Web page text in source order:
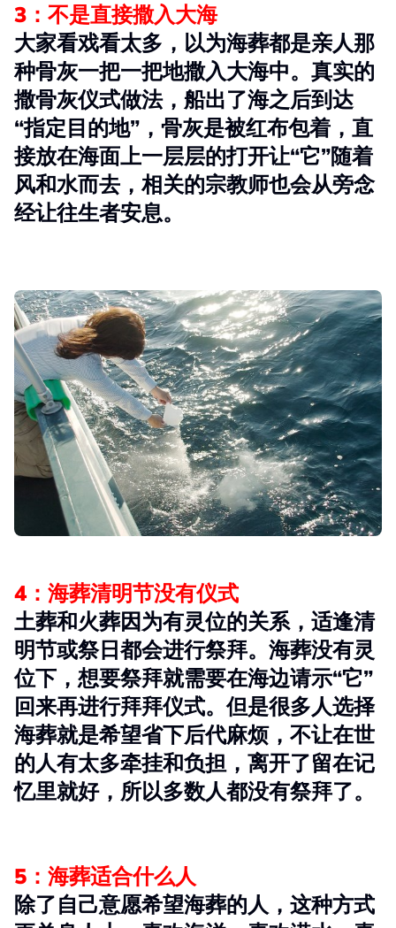
3：不是直接撒入大海
大家看戏看太多，以为海葬都是亲人那
种骨灰一把一把地撒入大海中。真实的
撒骨灰仪式做法，船出了海之后到达
“指定目的地”，骨灰是被红布包着，直
接放在海面上一层层的打开让“它”随着
风和水而去，相关的宗教师也会从旁念
经让往生者安息。
4：海葬清明节没有仪式
土葬和火葬因为有灵位的关系，适逢清
明节或祭日都会进行祭拜。海葬没有灵
位下，想要祭拜就需要在海边请示“它”
回来再进行拜拜仪式。但是很多人选择
海葬就是希望省下后代麻烦，不让在世
的人有太多牵挂和负担，离开了留在记
忆里就好，所以多数人都没有祭拜了。
5：海葬适合什么人
除了自己意愿希望海葬的人，这种方式